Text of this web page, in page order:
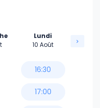
Lundi
10 Août
16:30
17:00